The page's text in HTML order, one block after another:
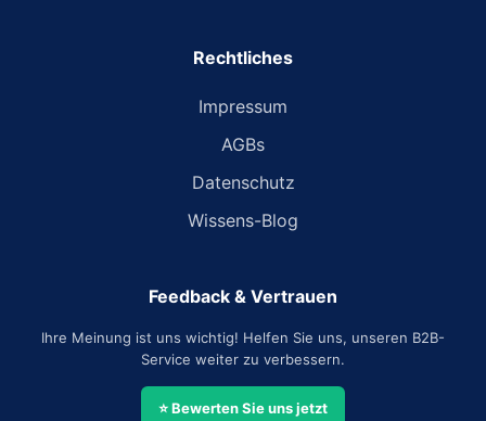
Rechtliches
Impressum
AGBs
Datenschutz
Wissens-Blog
Feedback & Vertrauen
Ihre Meinung ist uns wichtig! Helfen Sie uns, unseren B2B-
Service weiter zu verbessern.
⭐ Bewerten Sie uns jetzt